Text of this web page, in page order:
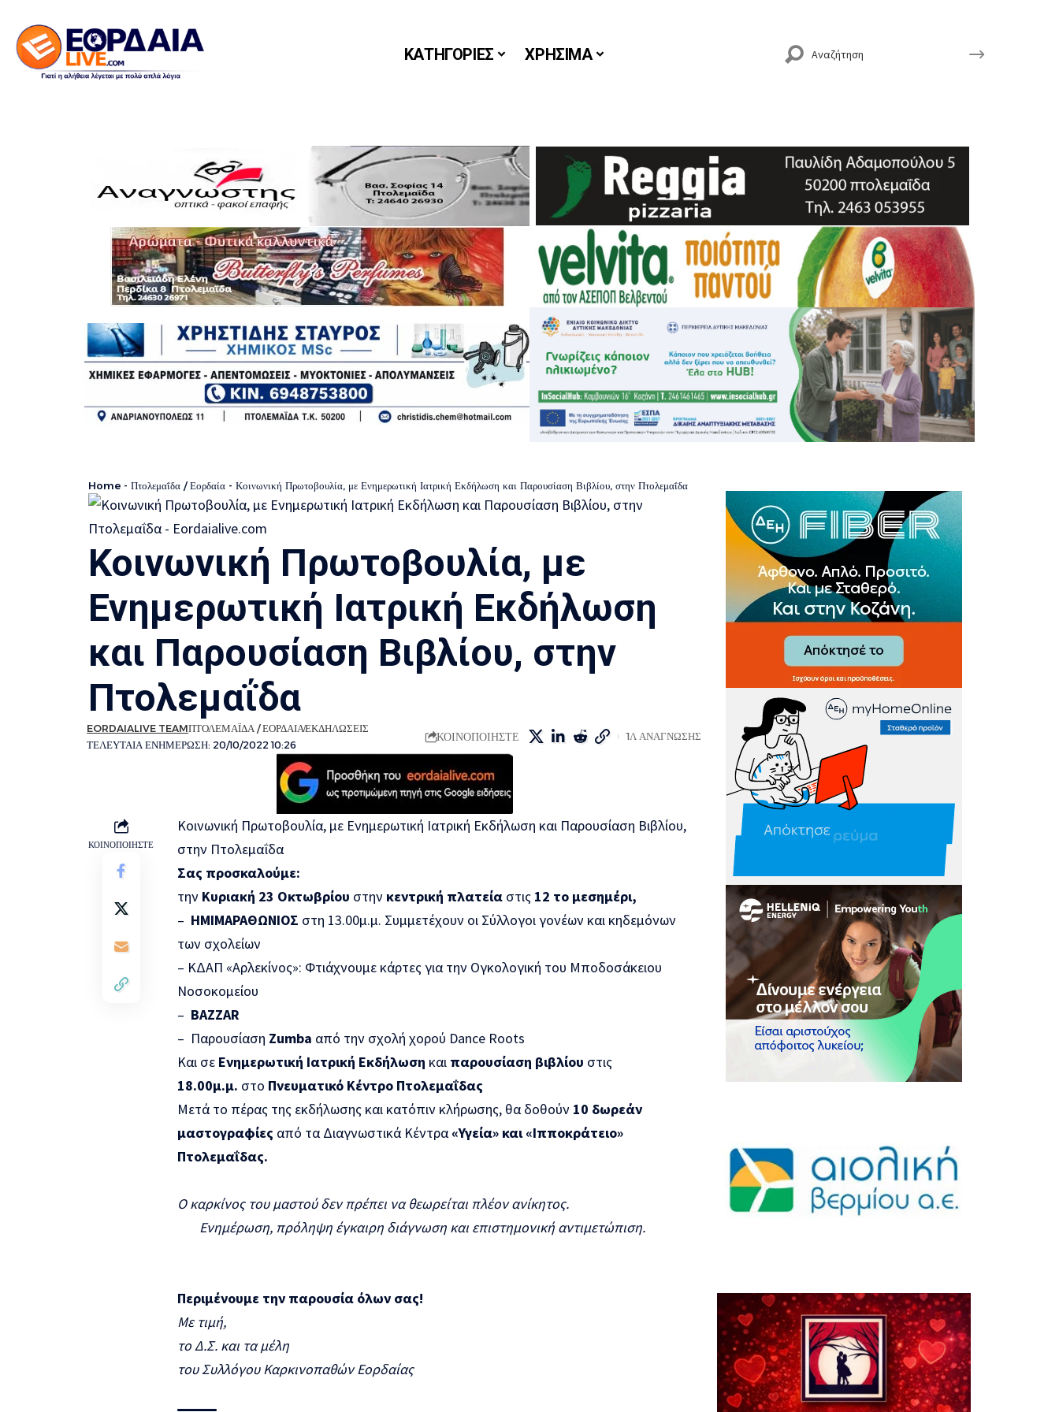
ΚΑΤΗΓΟΡΙΕΣ ΧΡΗΣΙΜΑ
Home - Πτολεμαΐδα / Εορδαία - Κοινωνική Πρωτοβουλία, με Ενημερωτική Ιατρική Εκδήλωση και Παρουσίαση Βιβλίου, στην Πτολεμαΐδα
Κοινωνική Πρωτοβουλία, με
Ενημερωτική Ιατρική Εκδήλωση
και Παρουσίαση Βιβλίου, στην
Πτολεμαΐδα
ΤΕΛΕΥΤΑΙΑ ΕΝΗΜΕΡΩΣΗ: 20/10/2022 10:26
EORDAIALIVE TEAMΠΤΟΛΕΜΑΪΔΑ / ΕΟΡΔΑΙΑΕΚΔΗΛΩΣΕΙΣ
ΚΟΙΝΟΠΟΙΗΣΤΕ 1Λ ΑΝΑΓΝΩΣΗΣ
ΚΟΙΝΟΠΟΙΗΣΤΕ
Κοινωνική Πρωτοβουλία, με Ενημερωτική Ιατρική Εκδήλωση και Παρουσίαση Βιβλίου,
στην Πτολεμαΐδα
Σας προσκαλούμε:
την Κυριακή 23 Οκτωβρίου στην κεντρική πλατεία στις 12 το μεσημέρι,
– ΗΜΙΜΑΡΑΘΩΝΙΟΣ στη 13.00μ.μ. Συμμετέχουν οι Σύλλογοι γονέων και κηδεμόνων
των σχολείων
– ΚΔΑΠ «Αρλεκίνος»: Φτιάχνουμε κάρτες για την Ογκολογική του Μποδοσάκειου
Νοσοκομείου
– BAZZAR
– Παρουσίαση Zumba από την σχολή χορού Dance Roots
Και σε Eνημερωτική Ιατρική Εκδήλωση και παρουσίαση βιβλίου στις
18.00μ.μ. στο Πνευματικό Κέντρο Πτολεμαΐδας
Μετά το πέρας της εκδήλωσης και κατόπιν κλήρωσης, θα δοθούν 10 δωρεάν
μαστογραφίες από τα Διαγνωστικά Κέντρα«Υγεία»και «Ιπποκράτειο»
Πτολεμαΐδας.
Ο καρκίνος του μαστού δεν πρέπει να θεωρείται πλέον ανίκητος.
Ενημέρωση, πρόληψη έγκαιρη διάγνωση και επιστημονική αντιμετώπιση.
Περιμένουμε την παρουσία όλων σας!
Με τιμή,
το Δ.Σ. και τα μέλη
του Συλλόγου Καρκινοπαθών Εορδαίας